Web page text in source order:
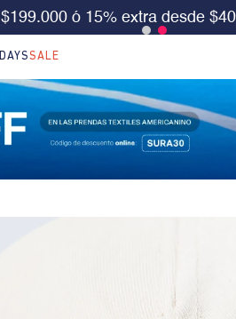
en LO NUEVO. Usa el cód:
SALE